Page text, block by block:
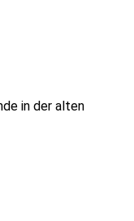
in der alten